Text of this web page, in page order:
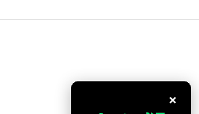
×